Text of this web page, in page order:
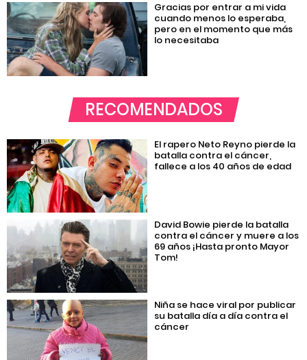
Gracias por entrar a mi vida
cuando menos lo esperaba,
pero en el momento que más
lo necesitaba
RECOMENDADOS
El rapero Neto Reyno pierde la
batalla contra el cáncer,
fallece a los 40 años de edad
David Bowie pierde la batalla
contra el cáncer y muere a los
69 años ¡Hasta pronto Mayor
Tom!
Niña se hace viral por publicar
su batalla día a día contra el
cáncer